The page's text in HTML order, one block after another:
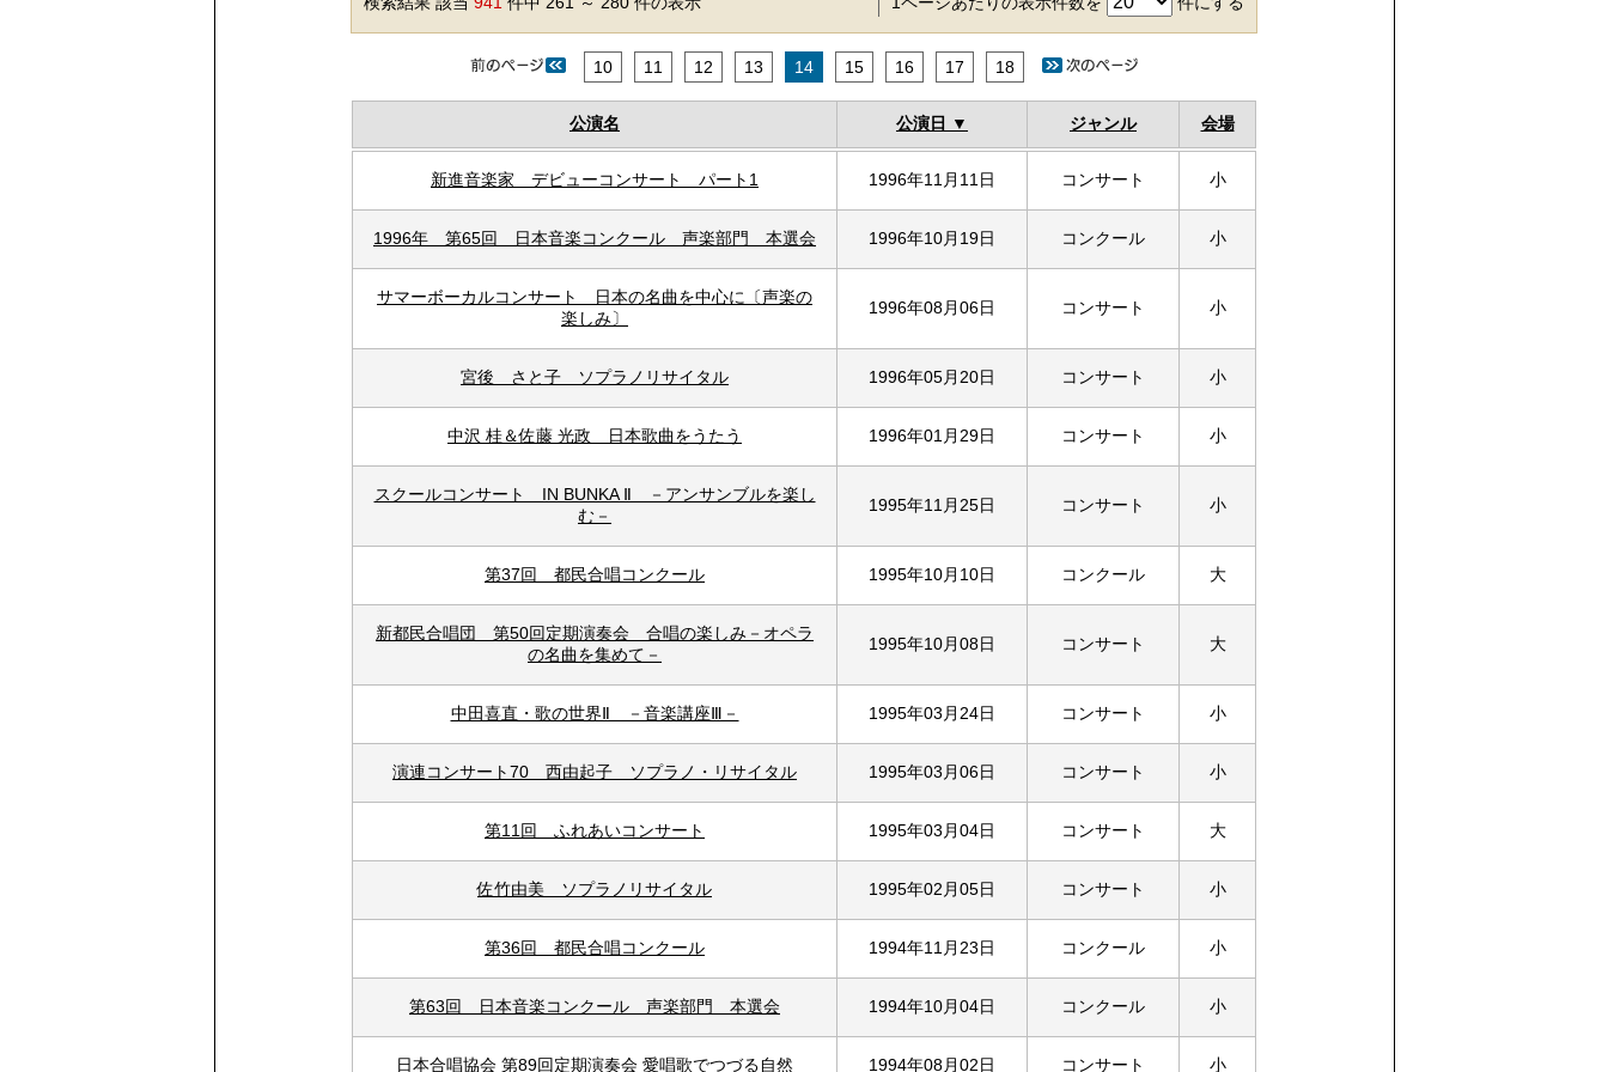
10 11 12 13 14 15 16 17 18
公演名 公演日 ジャンル 会場
新進音楽家 デビューコンサート パート1 1996年11月11日 コンサート 小
1996年 第65回 日本音楽コンクール 声楽部門 本選会 1996年10月19日 コンクール 小
サマーボーカルコンサート 日本の名曲を中心に〔声楽の
楽しみ〕
1996年08月06日 コンサート 小
宮後 さと子 ソプラノリサイタル 1996年05月20日 コンサート 小
中沢 桂＆佐藤 光政 日本歌曲をうたう 1996年01月29日 コンサート 小
スクールコンサート IN BUNKA Ⅱ －アンサンブルを楽し
む－
1995年11月25日 コンサート 小
第37回 都民合唱コンクール 1995年10月10日 コンクール 大
新都民合唱団 第50回定期演奏会 合唱の楽しみ－オペラ
の名曲を集めて－
1995年10月08日 コンサート 大
中田喜直・歌の世界Ⅱ －音楽講座Ⅲ－ 1995年03月24日 コンサート 小
演連コンサート70 西由起子 ソプラノ・リサイタル 1995年03月06日 コンサート 小
第11回 ふれあいコンサート 1995年03月04日 コンサート 大
佐竹由美 ソプラノリサイタル 1995年02月05日 コンサート 小
第36回 都民合唱コンクール 1994年11月23日 コンクール 小
第63回 日本音楽コンクール 声楽部門 本選会 1994年10月04日 コンクール 小
日本合唱協会 第89回定期演奏会 愛唱歌でつづる自然 1994年08月02日 コンサート 小